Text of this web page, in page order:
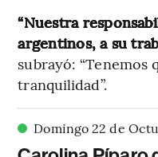
“Nuestra
argentinos, a su
subrayó: “Tenemos
tranquilidad”.
Domingo 22 de